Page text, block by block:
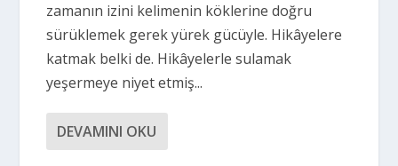
zamanın izini kelimenin köklerine doğru
sürüklemek gerek yürek gücüyle. Hikâyelere
katmak belki de. Hikâyelerle sulamak
yeşermeye niyet etmiş...
DEVAMINI OKU